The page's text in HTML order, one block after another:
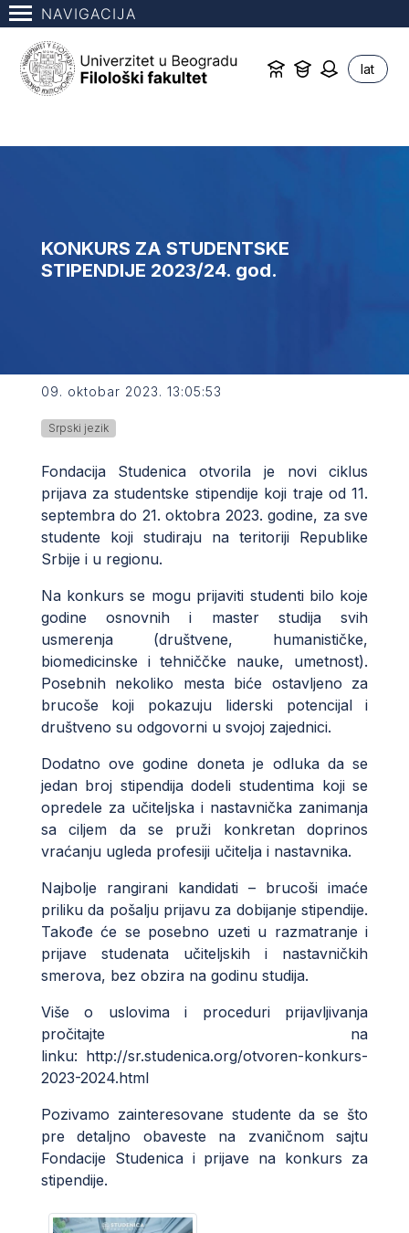
NAVIGACIJA
lat
KONKURS ZA STUDENTSKE
STIPENDIJE 2023/24. god.
09. oktobar 2023. 13:05:53
Srpski jezik
Fondacija Studenica otvorila je novi ciklus
prijava za studentske stipendije koji traje od 11.
septembra do 21. oktobra 2023. godine, za sve
studente koji studiraju na teritoriji Republike
Srbije i u regionu.
Na konkurs se mogu prijaviti studenti bilo koje
godine osnovnih i master studija svih
usmerenja (društvene, humanističke,
biomedicinske i tehniččke nauke, umetnost).
Posebnih nekoliko mesta biće ostavljeno za
brucoše koji pokazuju liderski potencijal i
društveno su odgovorni u svojoj zajednici.
Dodatno ove godine doneta je odluka da se
jedan broj stipendija dodeli studentima koji se
opredele za učiteljska i nastavnička zanimanja
sa ciljem da se pruži konkretan doprinos
vraćanju ugleda profesiji učitelja i nastavnika.
Najbolje rangirani kandidati – brucoši imaće
priliku da pošalju prijavu za dobijanje stipendije.
Takođe će se posebno uzeti u razmatranje i
prijave studenata učiteljskih i nastavničkih
smerova, bez obzira na godinu studija.
Više o uslovima i proceduri prijavljivanja
pročitajte na
linku: http://sr.studenica.org/otvoren-konkurs-
2023-2024.html
Pozivamo zainteresovane studente da se što
pre detaljno obaveste na zvaničnom sajtu
Fondacije Studenica i prijave na konkurs za
stipendije.